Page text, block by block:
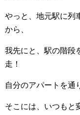
やっと、地元駅に列
から、
我先にと、駅の階段
走！
自分のアパートを通
そこには、いつもと